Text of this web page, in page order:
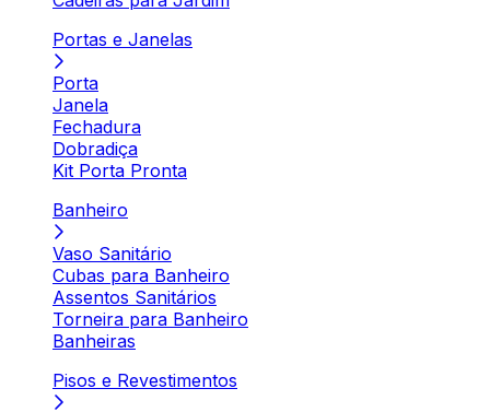
Portas e Janelas
Porta
Janela
Fechadura
Dobradiça
Kit Porta Pronta
Banheiro
Vaso Sanitário
Cubas para Banheiro
Assentos Sanitários
Torneira para Banheiro
Banheiras
Pisos e Revestimentos